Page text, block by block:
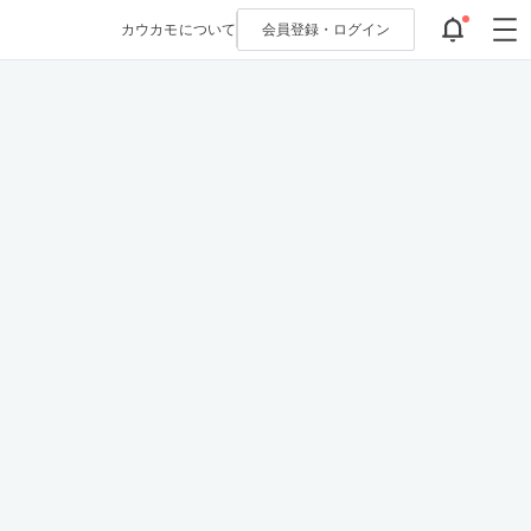
カウカモについて 会員登録・ ログイン